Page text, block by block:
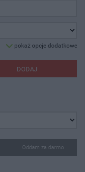
pokaż opcje dodatkowe
DODAJ
Oddam za darmo